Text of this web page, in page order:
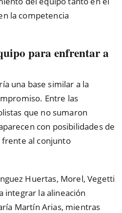
la competencia
para enfrentar a
una base similar a la
Entre las
que no sumaron
con posibilidades de
al conjunto
Huertas, Morel, Vegetti
integrar la alineación
Martín Arias, mientras